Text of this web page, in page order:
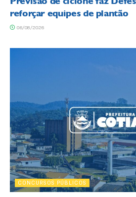
reforçar equipes de plantão
06/08/2026
CONCURSOS PÚBLICOS